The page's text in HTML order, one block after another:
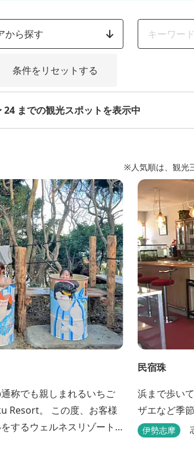
から探す
条件をリセットする
までの観光スポットを表示中
※人気順は、観光
称でも親しまれるいちご
Resort。 この度、お客様
するウェルネスリゾート
ューアルオープンいたし
民宿珠
浜まで歩い
ザエなど季
伊勢志摩